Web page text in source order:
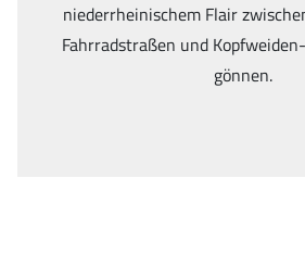
niederrheinischem Flair
Fahrradstraßen und
gönnen.